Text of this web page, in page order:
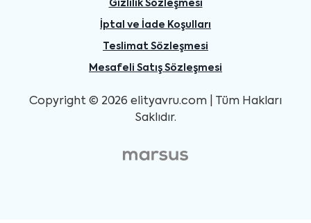
Gizlilik Sözleşmesi
İptal ve İade Koşulları
Teslimat Sözleşmesi
Mesafeli Satış Sözleşmesi
Copyright © 2026 elityavru.com | Tüm Hakları
Saklıdır.